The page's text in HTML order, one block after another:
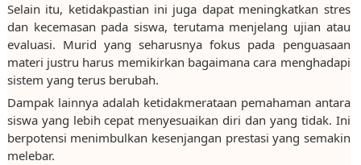
Selain itu, ketidakpastian ini juga dapat meningkatkan stres
dan kecemasan pada siswa, terutama menjelang ujian atau
evaluasi. Murid yang seharusnya fokus pada penguasaan
materi justru harus memikirkan bagaimana cara menghadapi
sistem yang terus berubah.
Dampak lainnya adalah ketidakmerataan pemahaman antara
siswa yang lebih cepat menyesuaikan diri dan yang tidak. Ini
berpotensi menimbulkan kesenjangan prestasi yang semakin
melebar.